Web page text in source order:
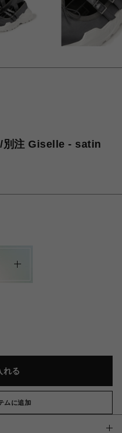
別注 Giselle - satin
れる
ムに追加